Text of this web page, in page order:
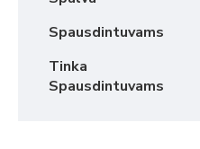
Spausdintuvams
Tinka
Spausdintuvams